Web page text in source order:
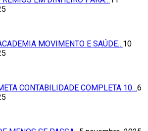
MOVIMENTO E SAÚDE…10
CONTABILIDADE COMPLETA 10…6